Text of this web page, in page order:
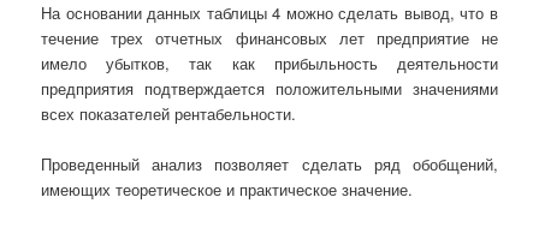
На основании данных таблицы 4 можно сделать вывод, что в
течение трех отчетных финансовых лет предприятие не
имело убытков, так как прибыльность деятельности
предприятия подтверждается положительными значениями
всех показателей рентабельности.
Проведенный анализ позволяет сделать ряд обобщений,
имеющих теоретическое и практическое значение.